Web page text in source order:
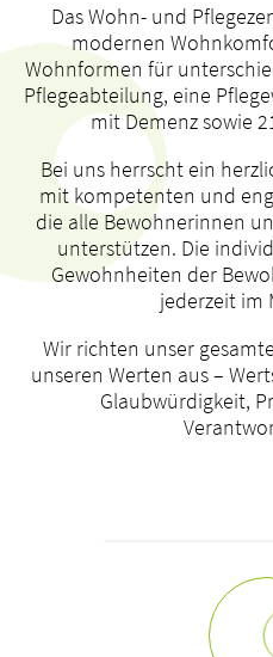
Das Wohn- und
modernen
Wohnformen für
Pflegeabteilung, eine
mit Demenz sowie
Bei uns herrscht ein
mit kompetenten und
die alle Bewohnerinnen
unterstützen. Die
Gewohnheiten der
jederzeit im
Wir richten unser
unseren Werten aus –
Glaubwürdigkeit,